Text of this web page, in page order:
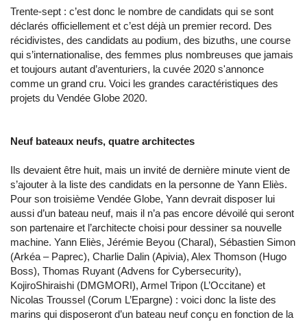
Trente-sept : c’est donc le nombre de candidats qui se sont
déclarés officiellement et c’est déjà un premier record. Des
récidivistes, des candidats au podium, des bizuths, une course
qui s’internationalise, des femmes plus nombreuses que jamais
et toujours autant d’aventuriers, la cuvée 2020 s'annonce
comme un grand cru. Voici les grandes caractéristiques des
projets du Vendée Globe 2020.
Neuf bateaux neufs, quatre architectes
Ils devaient être huit, mais un invité de dernière minute vient de
s’ajouter à la liste des candidats en la personne de Yann Eliès.
Pour son troisième Vendée Globe, Yann devrait disposer lui
aussi d’un bateau neuf, mais il n’a pas encore dévoilé qui seront
son partenaire et l’architecte choisi pour dessiner sa nouvelle
machine. Yann Eliès, Jérémie Beyou (Charal), Sébastien Simon
(Arkéa – Paprec), Charlie Dalin (Apivia), Alex Thomson (Hugo
Boss), Thomas Ruyant (Advens for Cybersecurity),
KojiroShiraishi (DMGMORI), Armel Tripon (L’Occitane) et
Nicolas Troussel (Corum L’Epargne) : voici donc la liste des
marins qui disposeront d’un bateau neuf conçu en fonction de la